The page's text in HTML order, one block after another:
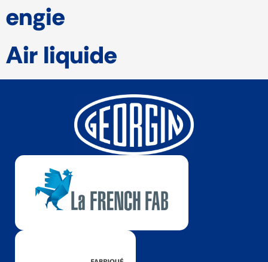
engie
Air liquide